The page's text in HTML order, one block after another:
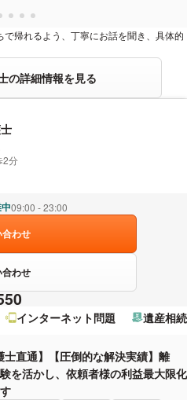
帰れるよう、丁寧にお話を聞き、具体的
の詳細情報を見る
2分
09:00 - 23:00
わせ
わせ
インターネット問題 遺産相続
士直通】【圧倒的な解決実績】離
を活かし、依頼者様の利益最大限化